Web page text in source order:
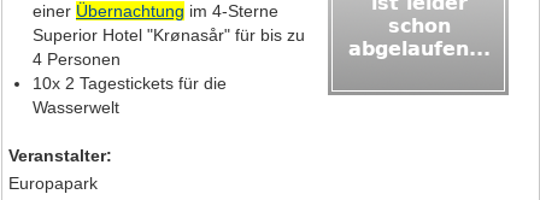
einer Übernachtung im 4-Sterne
Superior Hotel "Krønasår" für bis zu
4 Personen
10x 2 Tagestickets für die
Wasserwelt
Veranstalter:
Europapark